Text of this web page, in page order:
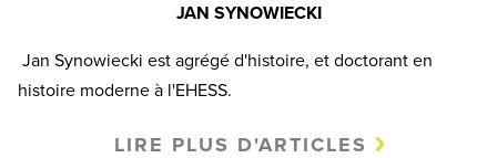
JAN SYNOWIECKI
Jan Synowiecki est agrégé d'histoire, et doctorant en
histoire moderne à l'EHESS.
LIRE PLUS D'ARTICLES